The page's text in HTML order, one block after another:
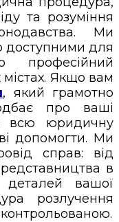
та розуміння
Ми
доступними для
професійний
Якщо вам
, який грамотно
про ваші
всю юридичну
допомогти. Ми
справ: від
в
деталей вашої
розлучення